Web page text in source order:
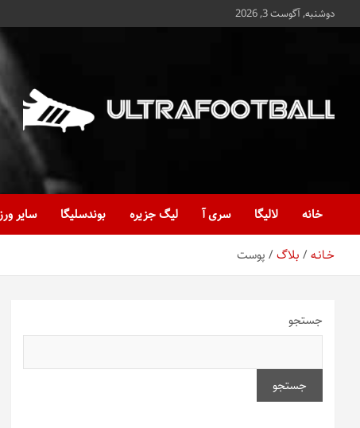
محتوا
دوشنبه, آگوست 3, 2026
Ultrafootball
خانه
لالیگا سری آ لیگ جزیره بوندسلیگا سایر
خـانـه بلاگ پوست
جستجو
جستجو